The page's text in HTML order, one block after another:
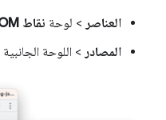
العناصر > لوحة نقاط DOM الفاصلة
المصادر > اللوحة الجانبية